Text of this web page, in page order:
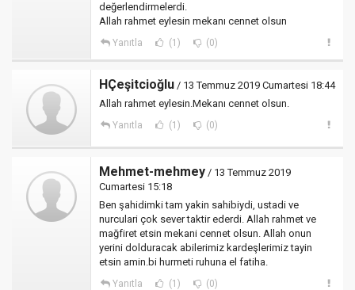
değerlendirmelerdi.
Allah rahmet eylesin mekanı cennet olsun
Yanıtla (1) (0)
HÇeşitcioğlu / 13 Temmuz 2019 Cumartesi 18:44
Allah rahmet eylesin.Mekanı cennet olsun.
Yanıtla (1) (0)
Mehmet-mehmey / 13 Temmuz 2019
Cumartesi 15:18
Ben şahidimki tam yakin sahibiydi, ustadi ve
nurculari çok sever taktir ederdi. Allah rahmet ve
mağfiret etsin mekani cennet olsun. Allah onun
yerini dolduracak abilerimiz kardeşlerimiz tayin
etsin amin.bi hurmeti ruhuna el fatiha.
Yanıtla (1) (0)